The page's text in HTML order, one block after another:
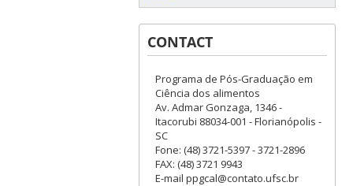
CONTACT
Programa de Pós-Graduação em
Ciência dos alimentos
Av. Admar Gonzaga, 1346 -
Itacorubi 88034-001 - Florianópolis -
SC
Fone: (48) 3721-5397 - 3721-2896
FAX: (48) 3721 9943
E-mail ppgcal@contato.ufsc.br